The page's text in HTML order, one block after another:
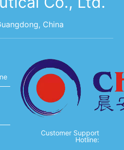
China
Customer Support
Hotline: